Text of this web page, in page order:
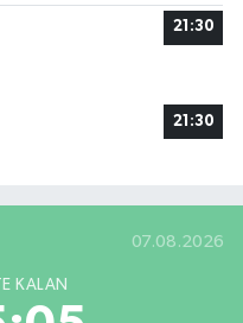
21:30
21:30
07.08.2026
KALAN